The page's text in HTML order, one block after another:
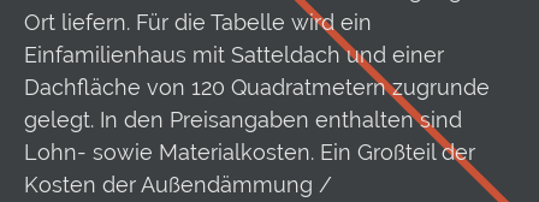
Ort liefern. Für die Tabelle wird ein
Einfamilienhaus mit Satteldach und einer
Dachfläche von 120 Quadratmetern zugrunde
gelegt. In den Preisangaben enthalten sind
Lohn- sowie Materialkosten. Ein Großteil der
Kosten der Außendämmung /